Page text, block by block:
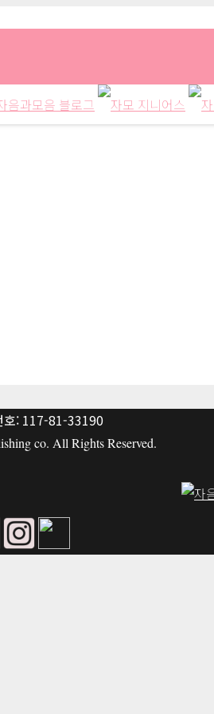
호: 117-81-33190
co. All Rights Reserved.